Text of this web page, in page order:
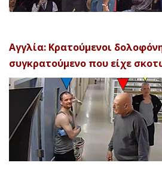
Αγγλία: Κρατούμενοι
συγκρατούμενο που είχε